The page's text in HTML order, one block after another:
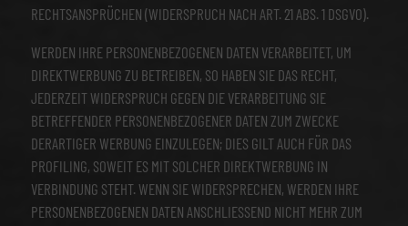
RECHTSANSPRÜCHEN (WIDERSPRUCH NACH ART. 21 ABS. 1 DSGVO).
WERDEN IHRE PERSONENBEZOGENEN DATEN VERARBEITET, UM
DIREKTWERBUNG ZU BETREIBEN, SO HABEN SIE DAS RECHT,
JEDERZEIT WIDERSPRUCH GEGEN DIE VERARBEITUNG SIE
BETREFFENDER PERSONENBEZOGENER DATEN ZUM ZWECKE
DERARTIGER WERBUNG EINZULEGEN; DIES GILT AUCH FÜR DAS
PROFILING, SOWEIT ES MIT SOLCHER DIREKTWERBUNG IN
VERBINDUNG STEHT. WENN SIE WIDERSPRECHEN, WERDEN IHRE
PERSONENBEZOGENEN DATEN ANSCHLIESSEND NICHT MEHR ZUM